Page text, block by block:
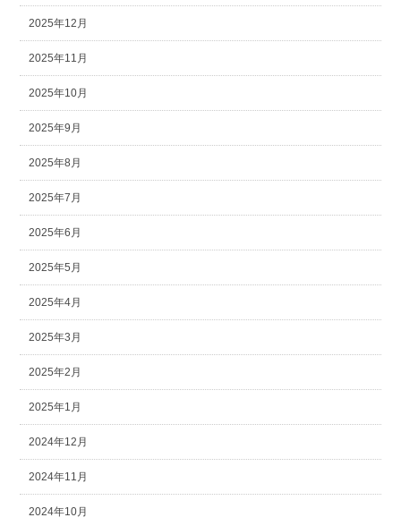
2025年12月
2025年11月
2025年10月
2025年9月
2025年8月
2025年7月
2025年6月
2025年5月
2025年4月
2025年3月
2025年2月
2025年1月
2024年12月
2024年11月
2024年10月